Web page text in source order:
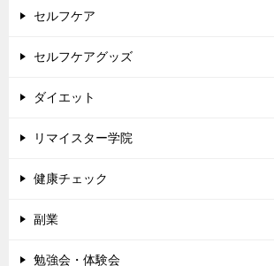
セルフケア
セルフケアグッズ
ダイエット
リマイスター学院
健康チェック
副業
勉強会・体験会